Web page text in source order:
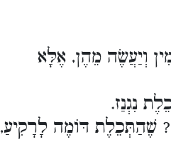
וְיַעֲשֶׂה מֵהֶן, אֶלָּא
נִגְנַז.
שֶׁהַתְּכֵלֶת דּוֹמֶה לָרָקִיעַ,